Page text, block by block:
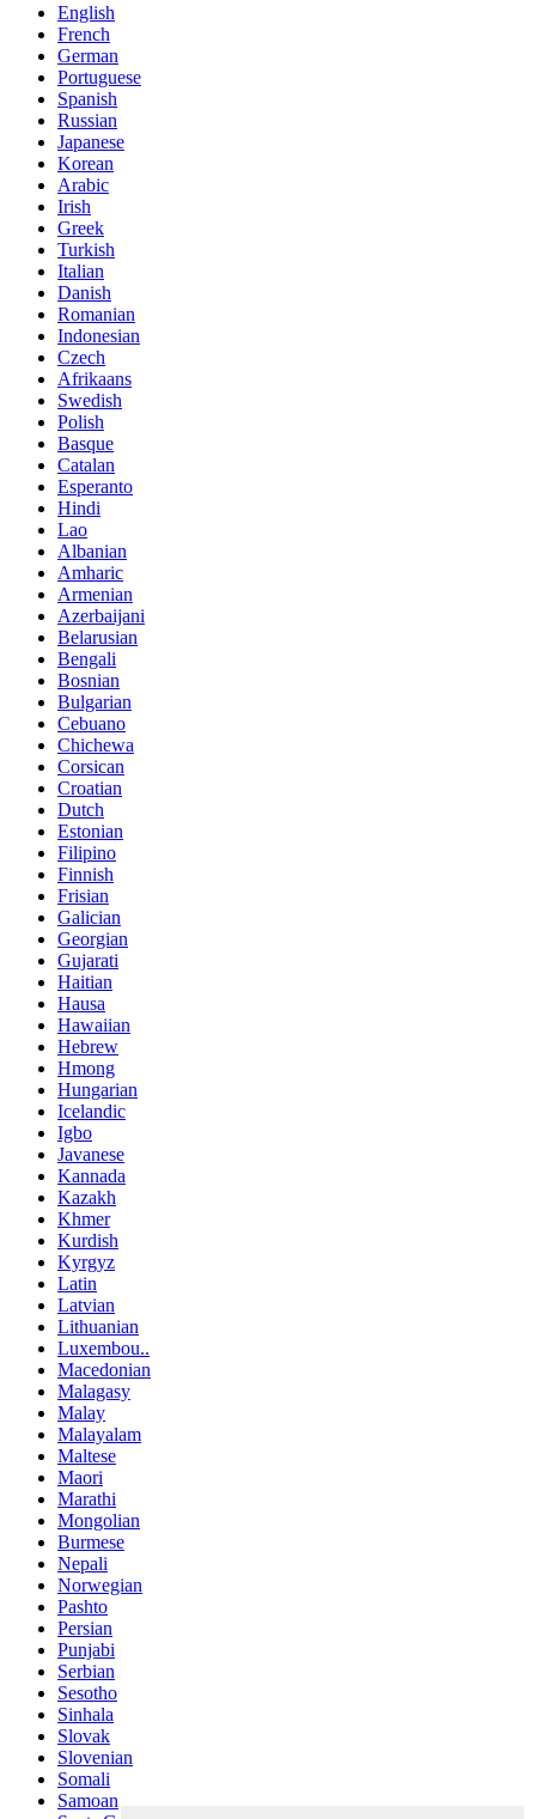
English
French
German
Portuguese
Spanish
Russian
Japanese
Korean
Arabic
Irish
Greek
Turkish
Italian
Danish
Romanian
Indonesian
Czech
Afrikaans
Swedish
Polish
Basque
Catalan
Esperanto
Hindi
Lao
Albanian
Amharic
Armenian
Azerbaijani
Belarusian
Bengali
Bosnian
Bulgarian
Cebuano
Chichewa
Corsican
Croatian
Dutch
Estonian
Filipino
Finnish
Frisian
Galician
Georgian
Gujarati
Haitian
Hausa
Hawaiian
Hebrew
Hmong
Hungarian
Icelandic
Igbo
Javanese
Kannada
Kazakh
Khmer
Kurdish
Kyrgyz
Latin
Latvian
Lithuanian
Luxembou..
Macedonian
Malagasy
Malay
Malayalam
Maltese
Maori
Marathi
Mongolian
Burmese
Nepali
Norwegian
Pashto
Persian
Punjabi
Serbian
Sesotho
Sinhala
Slovak
Slovenian
Somali
Samoan